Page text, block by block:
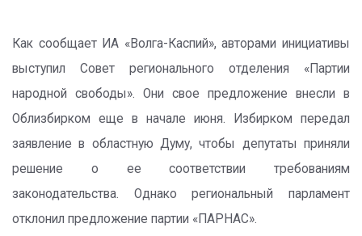
Как сообщает ИА «Волга-Каспий», авторами инициативы
выступил Совет регионального отделения «Партии
народной свободы». Они свое предложение внесли в
Облизбирком еще в начале июня. Избирком передал
заявление в областную Думу, чтобы депутаты приняли
решение о ее соответствии требованиям
законодательства. Однако региональный парламент
отклонил предложение партии «ПАРНАС».